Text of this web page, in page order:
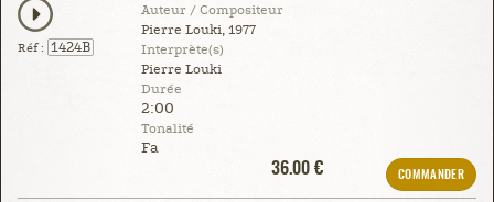
Réf : 1424B
Auteur / Compositeur
Pierre Louki, 1977
Interprète(s)
Pierre Louki
Durée
2:00
Tonalité
Fa
36.00 €
COMMANDER